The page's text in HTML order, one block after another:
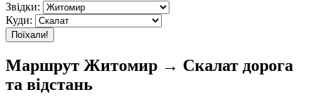
Звідки:
Куди:
Поїхали!
Маршрут Житомир → Скалат дорога
та відстань